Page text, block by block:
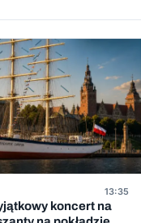
13:35
koncert na